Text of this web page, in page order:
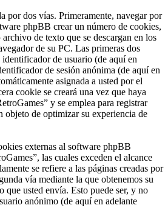
por dos vías. Primeramente, navegar por
phpBB crear un número de cookies,
de texto que se descargan en los
de su PC. Las primeras dos
de usuario (de aquí en
de sesión anónima (de aquí en
asignada a usted por el
cookie se creará una vez que haya
y se emplea para registrar
objeto de optimizar su experiencia de
externas al software phpBB
las cuales exceden el alcance
se refiere a las páginas creadas por
vía mediante la que obtenemos su
que usted envía. Esto puede ser, y no
anónimo (de aquí en adelante